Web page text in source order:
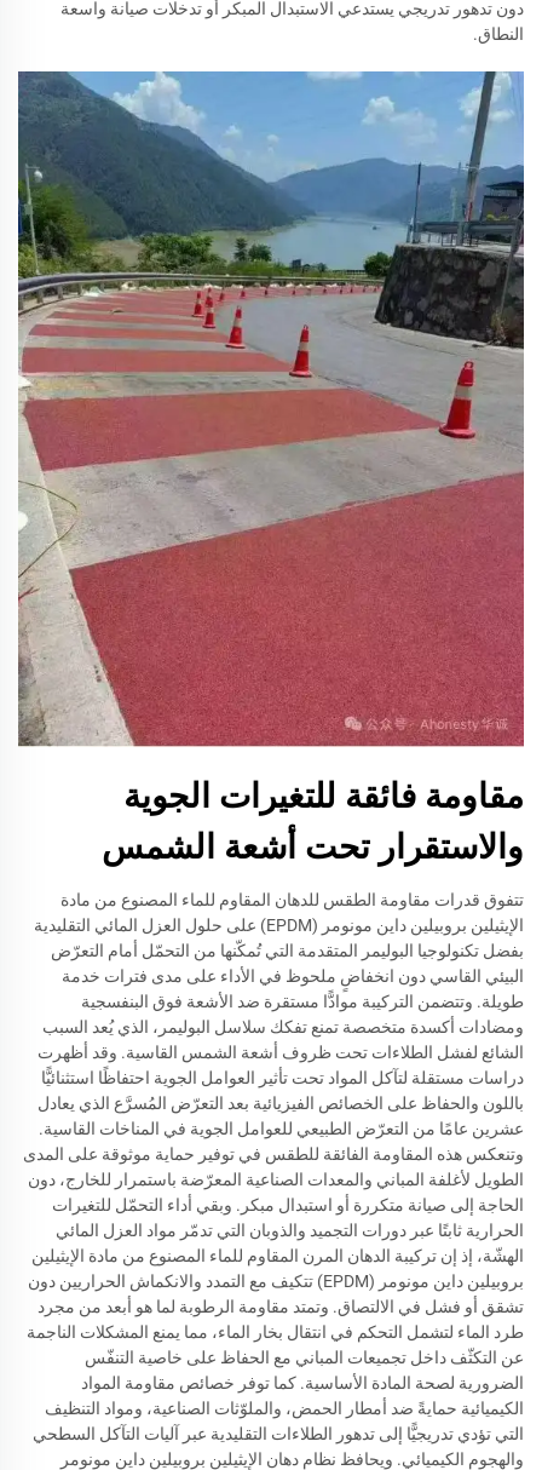
دون تدهور تدريجي يستدعي الاستبدال المبكر أو تدخلات صيانة واسعة
النطاق.
مقاومة فائقة للتغيرات الجوية
والاستقرار تحت أشعة الشمس
تتفوق قدرات مقاومة الطقس للدهان المقاوم للماء المصنوع من مادة
الإيثيلين بروبيلين داين مونومر (EPDM) على حلول العزل المائي التقليدية
بفضل تكنولوجيا البوليمر المتقدمة التي تُمكّنها من التحمّل أمام التعرّض
البيئي القاسي دون انخفاضٍ ملحوظ في الأداء على مدى فترات خدمة
طويلة. وتتضمن التركيبة موادًّا مستقرة ضد الأشعة فوق البنفسجية
ومضادات أكسدة متخصصة تمنع تفكك سلاسل البوليمر، الذي يُعد السبب
الشائع لفشل الطلاءات تحت ظروف أشعة الشمس القاسية. وقد أظهرت
دراسات مستقلة لتآكل المواد تحت تأثير العوامل الجوية احتفاظًا استثنائيًّا
باللون والحفاظ على الخصائص الفيزيائية بعد التعرّض المُسرَّع الذي يعادل
عشرين عامًا من التعرّض الطبيعي للعوامل الجوية في المناخات القاسية.
وتنعكس هذه المقاومة الفائقة للطقس في توفير حماية موثوقة على المدى
الطويل لأغلفة المباني والمعدات الصناعية المعرّضة باستمرار للخارج، دون
الحاجة إلى صيانة متكررة أو استبدال مبكر. وبقي أداء التحمّل للتغيرات
الحرارية ثابتًا عبر دورات التجميد والذوبان التي تدمّر مواد العزل المائي
الهشّة، إذ إن تركيبة الدهان المرن المقاوم للماء المصنوع من مادة الإيثيلين
بروبيلين داين مونومر (EPDM) تتكيف مع التمدد والانكماش الحراريين دون
تشقق أو فشل في الالتصاق. وتمتد مقاومة الرطوبة لما هو أبعد من مجرد
طرد الماء لتشمل التحكم في انتقال بخار الماء، مما يمنع المشكلات الناجمة
عن التكثّف داخل تجميعات المباني مع الحفاظ على خاصية التنفّس
الضرورية لصحة المادة الأساسية. كما توفر خصائص مقاومة المواد
الكيميائية حمايةً ضد أمطار الحمض، والملوّثات الصناعية، ومواد التنظيف
التي تؤدي تدريجيًّا إلى تدهور الطلاءات التقليدية عبر آليات التآكل السطحي
والهجوم الكيميائي. ويحافظ نظام دهان الإيثيلين بروبيلين داين مونومر